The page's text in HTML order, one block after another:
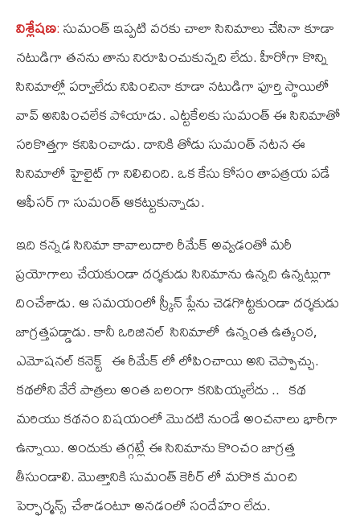
విశ్లేషణ:సుమంత్‌ ఇప్పటి వరకు చాలా సినిమాలు చేసినా కూడా
నటుడిగా తనను తాను నిరూపించుకున్నది లేదు. హీరోగా కొన్ని
సినిమాల్లో పర్వాలేదు నిపించినా కూడా నటుడిగా పూర్తి స్థాయిలో
వావ్‌ అనిపించలేక పోయాడు. ఎట్టకేలకు సుమంత్‌ ఈ సినిమాతో
సరికొత్తగా కనిపించాడు. దానికి తోడు సుమంత్‌ నటన ఈ
సినిమాలో హైలైట్‌ గా నిలిచింది. ఒక కేసు కోసం తాపత్రయ పడే
ఆఫీసర్‌ గా సుమంత్‌ ఆకట్టుకున్నాడు.
ఇది కన్నడ సినిమా కావాలుదారి రీమేక్‌ అవ్వడంతో మరీ
ప్రయోగాలు చేయకుండా దర్శకుడు సినిమాను ఉన్నది ఉన్నట్లుగా
దించేశాడు. ఆ సమయంలో స్క్రీన్‌ ప్లేను చెడగొట్టకుండా దర్శకుడు
జాగ్రత్తపడ్డాడు. కానీ ఒరిజినల్ సినిమాలో ఉన్నంత ఉత్కంఠ,
ఎమోషనల్ కనెక్ట్ ఈ రీమేక్ లో లోపించాయి అని చెప్పొచ్చు.
కథలోని వేరే పాత్రలు అంత బలంగా కనిపియ్యలేదు .. కథ
మరియు కథనం విషయంలో మొదటి నుండే అంచనాలు భారీగా
ఉన్నాయి. అందుకు తగ్గట్లే ఈ సినిమాను కొంచం జాగ్రత్త
తీసుండాలి. మొత్తానికి సుమంత్‌ కెరీర్‌ లో మరొక మంచి
పెర్ఫార్మన్స్ చేశాడంటూ అనడంలో సందేహం లేదు.